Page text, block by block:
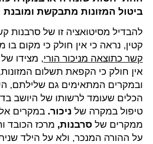
ביטול המזונות מתבקשת ומובנת
להבדיל מסיטואציה זו של סרבנות
קטין, נראה כי אין חולק כי מקום בו
קשר כתוצאה מניכור הורי, מצידו
אין חולק כי הקפאת תשלום
ובמקרים המתאימים גם שלילתם,
הכלים שעומד לרשותו של היושב
טיפול במקרה של ניכור. במקרים
ממקרים של סרבנות, מרכז הכובד
על ההורה המנכר, ולא על הילד